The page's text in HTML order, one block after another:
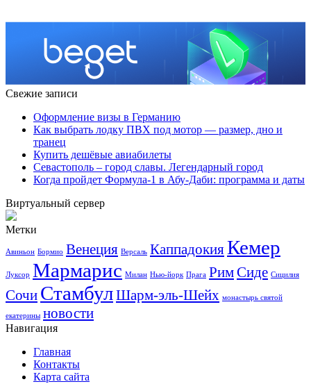
Свежие записи
Оформление визы в Германию
Как выбрать лодку ПВХ под мотор — размер, дно и
транец
Купить дешёвые авиабилеты
Севастополь – город славы. Легендарный город
Когда пройдет Формула-1 в Абу-Даби: программа и даты
Виртуальный сервер
Метки
Авиньон Бормио Венеция Версаль КаппадокияКемер
Луксор Мармарис Милан Нью-йорк Прага РимСиде Сицилия
Сочи СтамбулШарм-эль-Шейх монастырь святой
екатерины новости
Навигация
Главная
Контакты
Карта сайта